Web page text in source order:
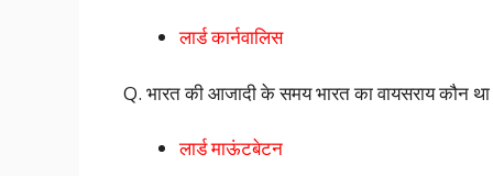
लार्ड कार्नवालिस
Q. भारत की आजादी के समय भारत का वायसराय कौन था
लार्ड माऊंटबेटन